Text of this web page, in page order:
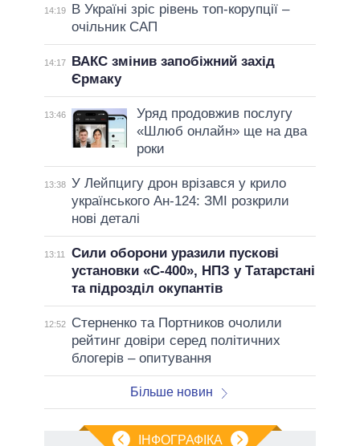
14:19
В Україні зріс рівень топ-корупції –
очільник САП
14:17
ВАКС змінив запобіжний захід
Єрмаку
13:46
Уряд продовжив послугу
«Шлюб онлайн» ще на два
роки
13:38 У Лейпцигу дрон врізався у крило
українського Ан-124: ЗМІ розкрили
нові деталі
13:11
Сили оборони уразили пускові
установки «С-400», НПЗ у Татарстані
та підрозділ окупантів
12:52
Стерненко та Портников очолили
рейтинг довіри серед політичних
блогерів – опитування
Більше новин
ІНФОГРАФІКА